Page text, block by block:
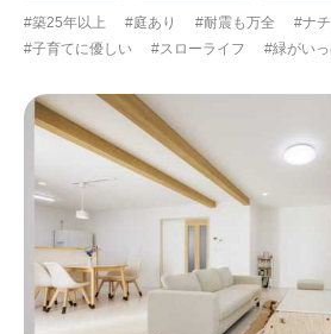
#築25年以上 #庭あり #耐震も万全
#ナ
#子育てに優しい
#スローライフ #緑がい